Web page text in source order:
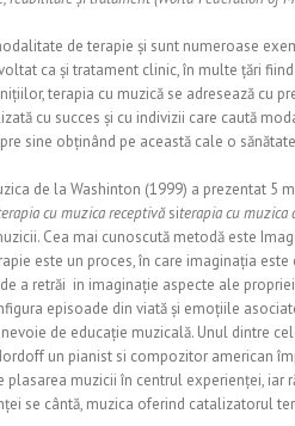
de terapie și sunt numeroase
ca și tratament clinic, în multe țări
terapia cu muzică se adresează cu
cu succes și cu indivizii care caută
sine obținând pe această cale o
de la Washinton (1999) a prezentat 5
cu muzica receptivăsiterapia cu muzica
Cea mai cunoscută metodă este
este un proces, în care imaginația
a retrăi in imaginație aspecte ale
episoade din viată și emoțiile
de educație muzicală. Unul dintre
un pianist si compozitor american
plasarea muzicii în centrul experienței,
se cântă, muzica oferind catalizatorul